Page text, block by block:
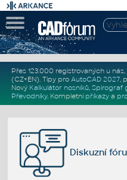
Přes 123.000 registrovaných u
(CZ+EN). Tipy pro AutoCAD 2027,
Nový Kalkulátor nosníků, Spirograf
Převodníky. Kompletní příkazya
Diskuzní